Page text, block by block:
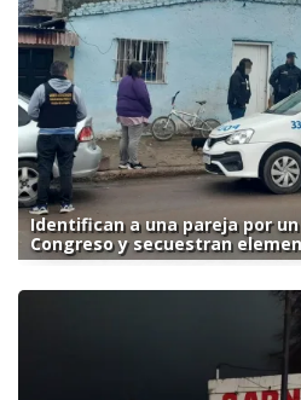
Identifican a una pareja por
Congreso y secuestran